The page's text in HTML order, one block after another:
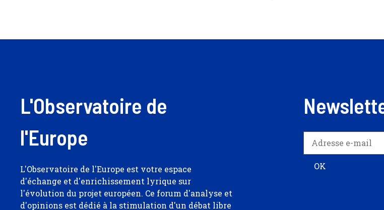
L'Observatoire de
l'Europe
L'Observatoire de l'Europe est votre espace
d'échange et d'enrichissement lyrique sur
l'évolution du projet européen. Ce forum d'analyse et
d'opinions est dédié à la stimulation d'un débat libre